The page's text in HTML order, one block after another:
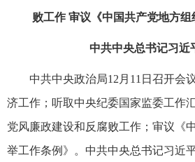
败工作 审议《中国共产党地方组
中共中央总书记习近
中共中央政治局12月11日召开会
济工作；听取中央纪委国家监委工作
党风廉政建设和反腐败工作；审议《
举工作条例》。中共中央总书记习近